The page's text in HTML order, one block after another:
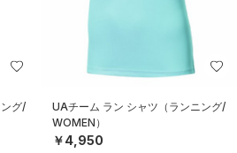
グ/
UAチーム ラン シャツ（ランニング/
WOMEN）
￥4,950